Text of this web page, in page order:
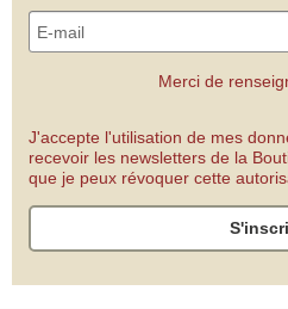
Merci de
J'accepte l'utilisation de mes
recevoir les newsletters de la
que je peux révoquer cette